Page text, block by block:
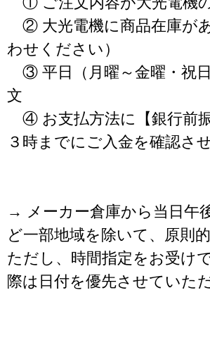
② 大光電機に商品在庫が
わせください）
③ 平日（月曜～金曜・祝
文
④ お支払方法に【銀行前
３時までにご入金を確認さ
→ メーカー倉庫から当日午
ど一部地域を除いて、原則
ただし、時間指定をお受け
際は日付を優先させていた